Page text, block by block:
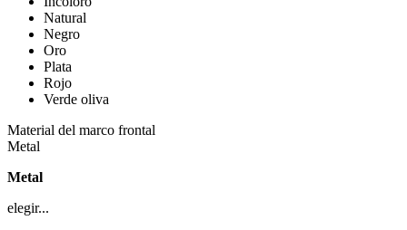
Natural
Negro
Oro
Plata
Rojo
Verde oliva
Material del marco frontal
Metal
Metal
elegir...